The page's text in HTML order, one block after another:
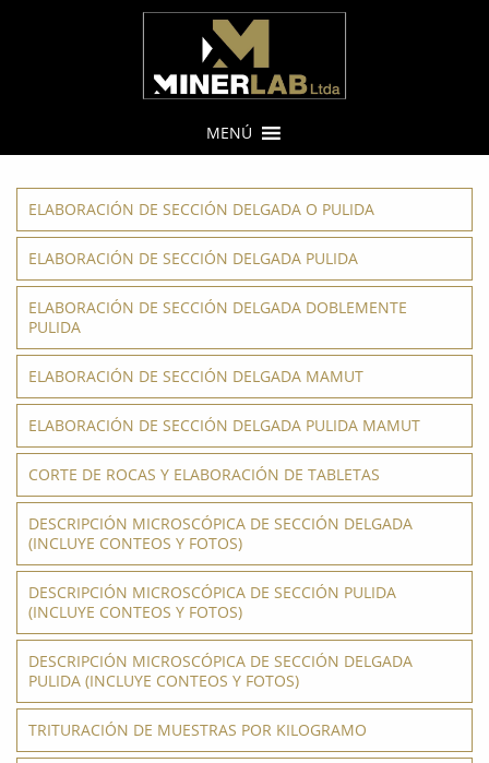
MENÚ
ELABORACIÓN DE SECCIÓN DELGADA O PULIDA
ELABORACIÓN DE SECCIÓN DELGADA PULIDA
ELABORACIÓN DE SECCIÓN DELGADA DOBLEMENTE
PULIDA
ELABORACIÓN DE SECCIÓN DELGADA MAMUT
ELABORACIÓN DE SECCIÓN DELGADA PULIDA MAMUT
CORTE DE ROCAS Y ELABORACIÓN DE TABLETAS
DESCRIPCIÓN MICROSCÓPICA DE SECCIÓN DELGADA
(INCLUYE CONTEOS Y FOTOS)
DESCRIPCIÓN MICROSCÓPICA DE SECCIÓN PULIDA
(INCLUYE CONTEOS Y FOTOS)
DESCRIPCIÓN MICROSCÓPICA DE SECCIÓN DELGADA
PULIDA (INCLUYE CONTEOS Y FOTOS)
TRITURACIÓN DE MUESTRAS POR KILOGRAMO